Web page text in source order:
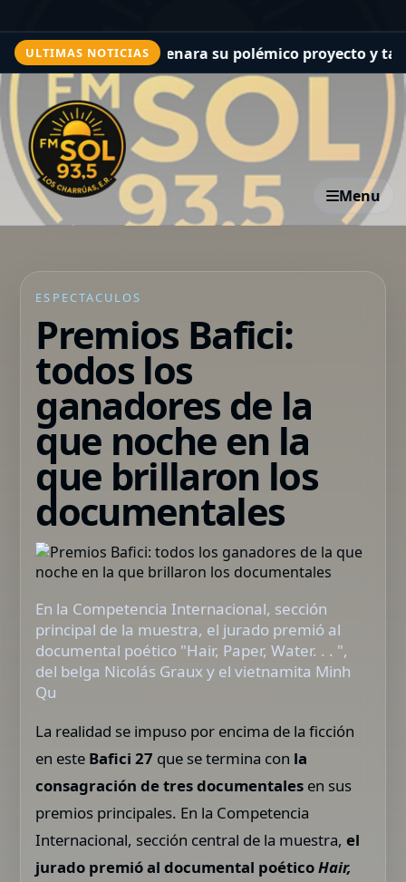
ULTIMAS NOTICIAS
Infantino frenara su polémico proyecto y también le
Menu
ESPECTACULOS
Premios Bafici:
todos los
ganadores de la
que noche en la
que brillaron los
documentales
En la Competencia Internacional, sección
principal de la muestra, el jurado premió al
documental poético "Hair, Paper, Water. . . ",
del belga Nicolás Graux y el vietnamita Minh
Qu
La realidad se impuso por encima de la ficción
en este Bafici 27 que se termina con la
consagración de tres documentales en sus
premios principales. En la Competencia
Internacional, sección central de la muestra,el
jurado premió al documental poéticoHair,